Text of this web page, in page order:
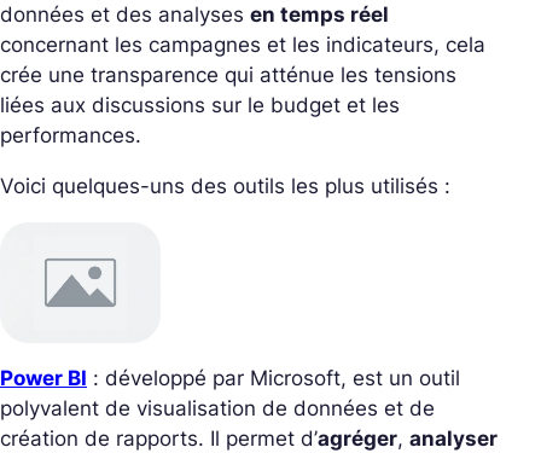
données et des analyses en temps réel
concernant les campagnes et les indicateurs, cela
crée une transparence qui atténue les tensions
liées aux discussions sur le budget et les
performances.
Voici quelques-uns des outils les plus utilisés :
Power BI : développé par Microsoft, est un outil
polyvalent de visualisation de données et de
création de rapports. Il permet d’agréger, analyser